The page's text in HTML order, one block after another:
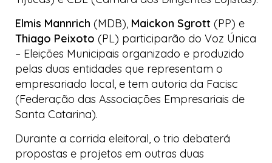
Elmis Mannrich (MDB), Maickon Sgrott (PP) e
Thiago Peixoto (PL) participarão do Voz Única
– Eleições Municipais organizado e produzido
pelas duas entidades que representam o
empresariado local, e tem autoria da Facisc
(Federação das Associações Empresariais de
Santa Catarina).
Durante a corrida eleitoral, o trio debaterá
propostas e projetos em outras duas